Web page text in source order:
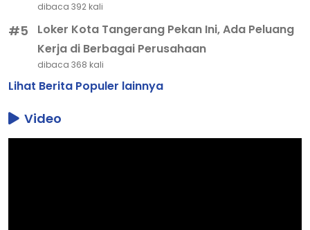
dibaca 392 kali
#5
Loker Kota Tangerang Pekan Ini, Ada Peluang
Kerja di Berbagai Perusahaan
dibaca 368 kali
Lihat Berita Populer lainnya
Video